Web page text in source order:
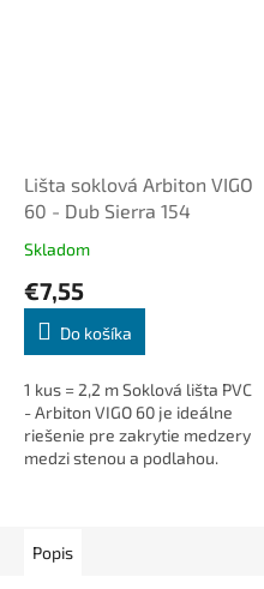
Lišta soklová Arbiton VIGO
60 - Dub Sierra 154
Skladom
€7,55
Do košíka
1 kus = 2,2 m Soklová lišta PVC
- Arbiton VIGO 60 je ideálne
riešenie pre zakrytie medzery
medzi stenou a podlahou.
Popis